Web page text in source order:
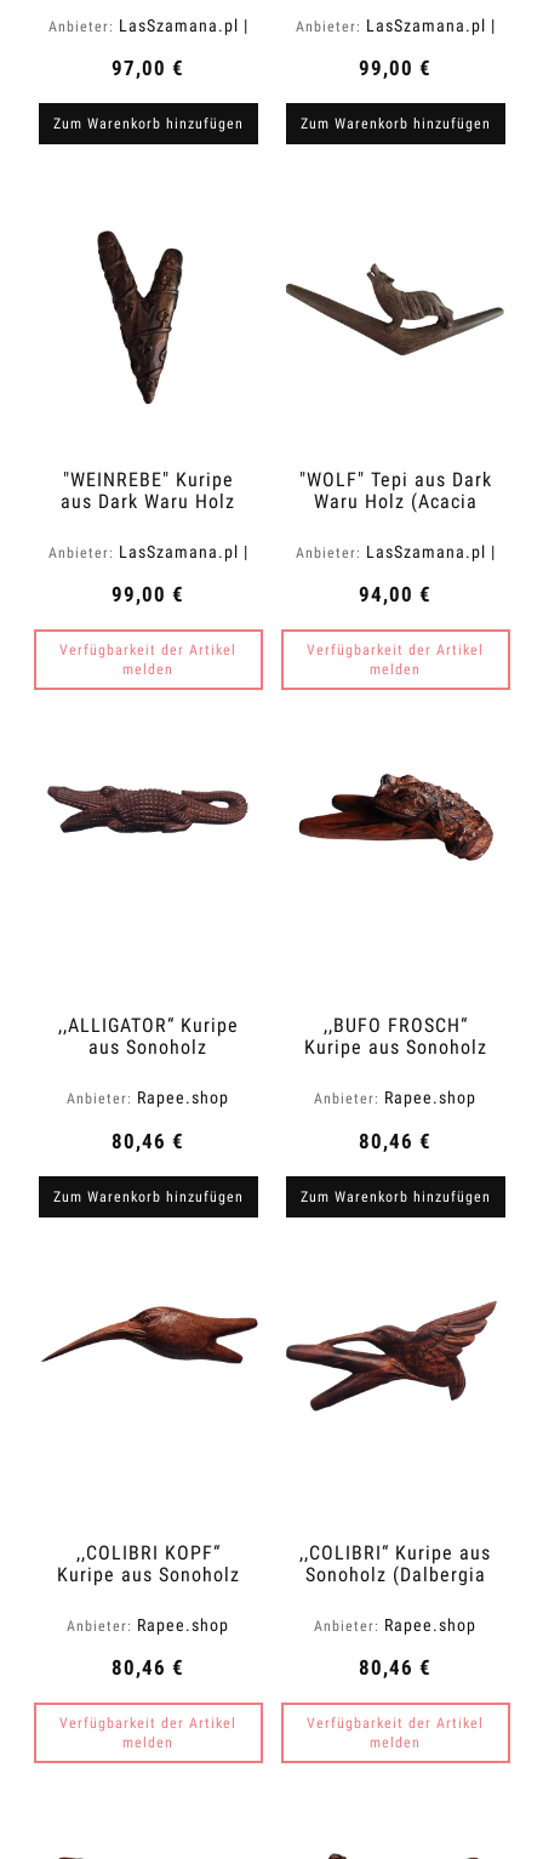
(Dalbergia latifolia)
Anbieter: LasSzamana.pl |
97,00 €
Zum Warenkorb hinzufügen
Anbieter: LasSzamana.pl |
99,00 €
Zum Warenkorb hinzufügen
"WEINREBE" Kuripe
aus Dark Waru Holz
Anbieter: LasSzamana.pl |
99,00 €
Verfügbarkeit der Artikel
melden
"WOLF" Tepi aus Dark
Waru Holz (Acacia
Anbieter: LasSzamana.pl |
94,00 €
Verfügbarkeit der Artikel
melden
,,ALLIGATOR“ Kuripe
aus Sonoholz
Anbieter: Rapee.shop
80,46 €
Zum Warenkorb hinzufügen
,,BUFO FROSCH“
Kuripe aus Sonoholz
Anbieter: Rapee.shop
80,46 €
Zum Warenkorb hinzufügen
,,COLIBRI KOPF“
Kuripe aus Sonoholz
Anbieter: Rapee.shop
80,46 €
Verfügbarkeit der Artikel
melden
,,COLIBRI“ Kuripe aus
Sonoholz (Dalbergia
Anbieter: Rapee.shop
80,46 €
Verfügbarkeit der Artikel
melden